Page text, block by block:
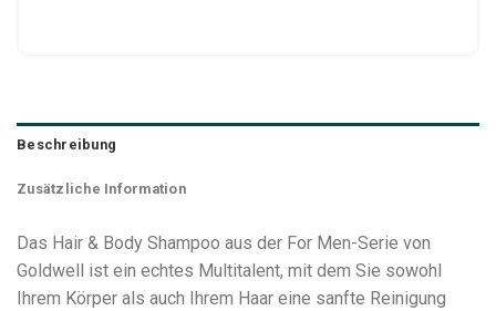
Beschreibung
Zusätzliche Information
Das Hair & Body Shampoo aus der For Men-Serie von
Goldwell ist ein echtes Multitalent, mit dem Sie sowohl
Ihrem Körper als auch Ihrem Haar eine sanfte Reinigung